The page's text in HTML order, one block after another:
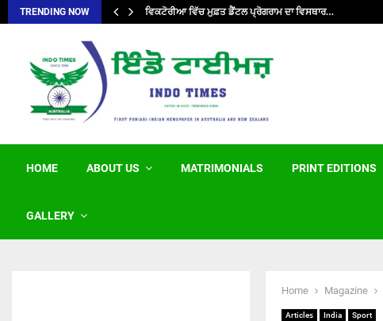
TRENDING NOW ਵਿਕਟੋਰੀਆ ਵਿੱਚ ਮੁਫ਼ਤ ਡੈਂਟਲ ਪ੍ਰੋਗਰਾਮ ਦਾ ਵਿਸਥਾਰ…
HOME ABOUT US MATRIMONIALS PRINT EDITIONS
GALLERY
Home Magazine
Articles India Sport